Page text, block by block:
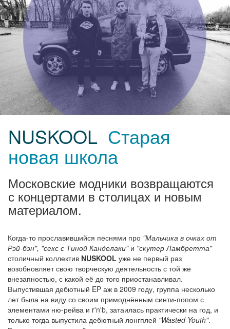
NUSKOOL Старая
новая школа
Московские модники возвращаются
с концертами в столицах и новым
материалом.
Когда-то прославившийся песнями про "Мальчика в очках от
Рэй-бэн", "секс с Тиной Канделаки"и "скутер Ламбретта"
столичный коллектив NUSKOOL уже не первый раз
возобновляет свою творческую деятельность с той же
внезапностью, с какой её до того приостанавливал.
Выпустившая дебютный EP аж в 2009 году, группа несколько
лет была на виду со своим примоднённым синти-попом с
элементами ню-рейва и r'n'b, затаилась практически на год, и
только тогда выпустила дебютный лонгплей "Wasted Youth".